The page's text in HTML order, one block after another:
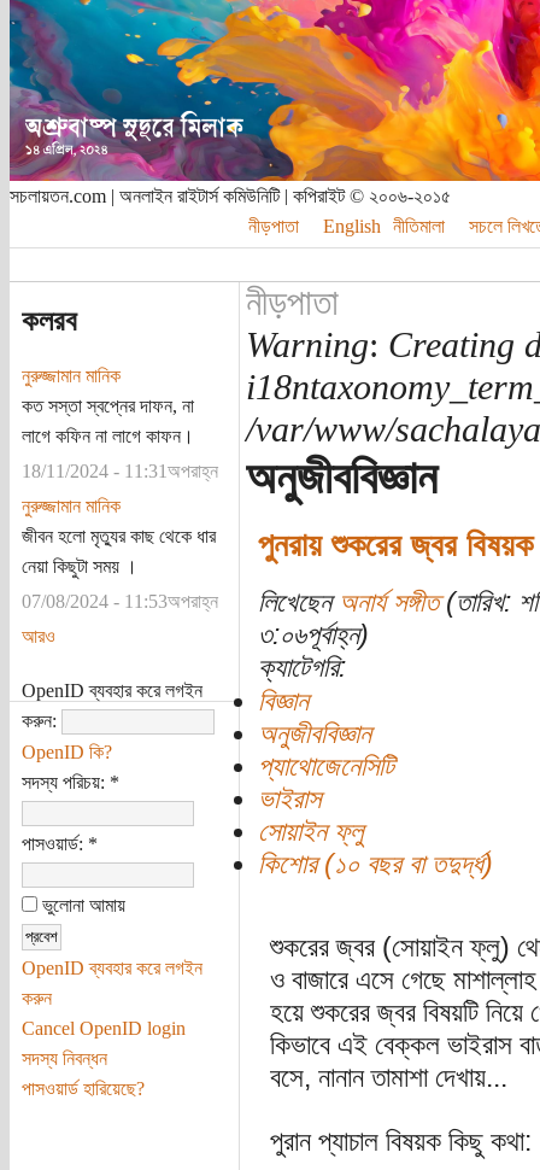
সচলায়তন.com | অনলাইন রাইটার্স কমিউনিটি | কপিরাইট © ২০০৬-২০১৫
নীড়পাতা
English নীতিমালা সচলে
কলরব
নুরুজ্জামান মানিক
কত সস্তা স্বপ্নের দাফন, না
লাগে কফিন না লাগে কাফন।
18/11/2024 - 11:31অপরাহ্ন
নুরুজ্জামান মানিক
জীবন হলো মৃত্যুর কাছ থেকে ধার
নেয়া কিছুটা সময় ।
07/08/2024 - 11:53অপরাহ্ন
আরও
OpenID ব্যবহার করে লগইন
করুন:
OpenID কি?
সদস্য পরিচয়: *
পাসওয়ার্ড: *
ভুলোনা আমায়
OpenID ব্যবহার করে লগইন
করুন
Cancel OpenID login
সদস্য নিবন্ধন
পাসওয়ার্ড হারিয়েছে?
নীড়পাতা
Warning: Creating
/var/www/
অনুজীববিজ্ঞান
পুনরায় শুকরের জ্বর বিষয়ক
লিখেছেন অনার্য সঙ্গীত(তারিখ:
৩:০৬পূর্বাহ্ন)
ক্যাটেগরি:
বিজ্ঞান
অনুজীববিজ্ঞান
প্যাথোজেনেসিটি
ভাইরাস
সোয়াইন ফ্লু
কিশোর (১০ বছর বা তদুর্দ্ধ)
শুকরের জ্বর (সোয়াইন ফ্লু)
ও বাজারে এসে গেছে
হয়ে শুকরের জ্বর বিষয়টি নিয়ে
কিভাবে এই বেক্কল ভাইরাস
বসে, নানান তামাশা দেখায়...
পুরান প্যাচাল বিষয়ক কিছু কথা: